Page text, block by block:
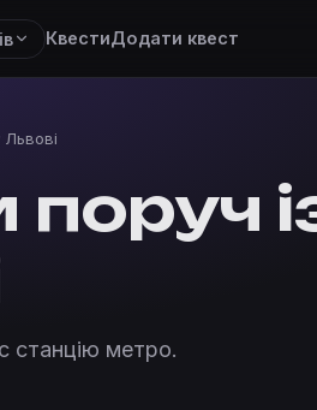
КвестиДодати квест
поруч
станцію метро.